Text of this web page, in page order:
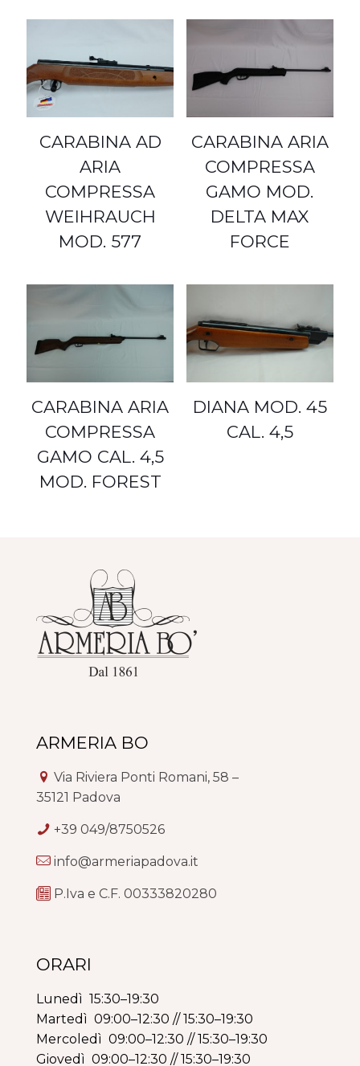
CARABINA AD
ARIA
COMPRESSA
WEIHRAUCH
MOD. 577
CARABINA ARIA
COMPRESSA
GAMO MOD.
DELTA MAX
FORCE
CARABINA ARIA
COMPRESSA
GAMO CAL. 4,5
MOD. FOREST
DIANA MOD. 45
CAL. 4,5
ARMERIA BO
Via Riviera Ponti Romani, 58 –
35121 Padova
+39 049/8750526
info@armeriapadova.it
P.Iva e C.F. 00333820280
ORARI
Lunedì 15:30–19:30
Martedì 09:00–12:30 // 15:30–19:30
Mercoledì 09:00–12:30 // 15:30–19:30
Giovedì 09:00–12:30 // 15:30–19:30